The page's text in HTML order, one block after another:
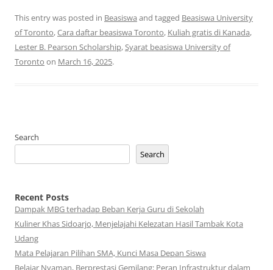
This entry was posted in Beasiswa and tagged Beasiswa University
of Toronto,Cara daftar beasiswa Toronto, Kuliah gratis di Kanada,
Lester B. Pearson Scholarship,Syarat beasiswa University of
Toronto on March 16, 2025.
Search
Search
Recent Posts
Dampak MBG terhadap Beban Kerja Guru di Sekolah
Kuliner Khas Sidoarjo, Menjelajahi Kelezatan Hasil Tambak Kota
Udang
Mata Pelajaran Pilihan SMA, Kunci Masa Depan Siswa
Belajar Nyaman, Berprestasi Gemilang: Peran Infrastruktur dalam